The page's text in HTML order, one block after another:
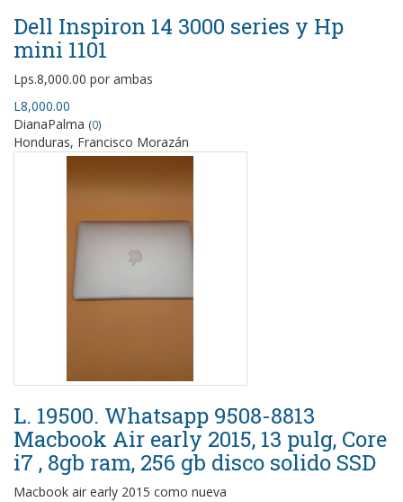
Dell Inspiron 14 3000 series y Hp
mini 1101
Lps.8,000.00 por ambas
L8,000.00
DianaPalma (0)
Honduras, Francisco Morazán
L. 19500. Whatsapp 9508-8813
Macbook Air early 2015, 13 pulg, Core
i7 , 8gb ram, 256 gb disco solido SSD
Macbook air early 2015 como nueva